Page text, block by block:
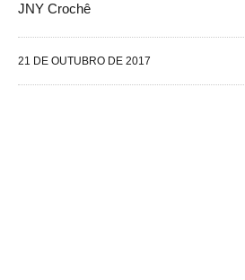
JNY Crochê
21 DE OUTUBRO DE 2017